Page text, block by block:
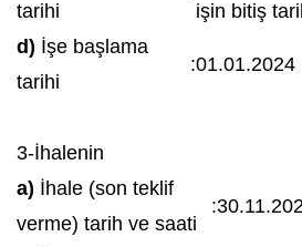
tarihi
işin bitiş
d) İşe başlama
tarihi
:01.01.2024
3-İhalenin
a) İhale (son teklif
verme) tarih ve saati
: